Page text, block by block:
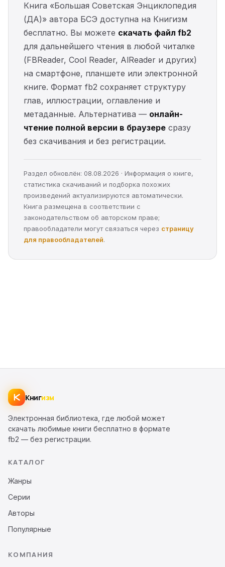
Книга «Большая Советская Энциклопедия
(ДА)» автора БСЭ доступна на Книгизм
бесплатно. Вы можете скачать файл fb2
для дальнейшего чтения в любой читалке
(FBReader, Cool Reader, AlReader и других)
на смартфоне, планшете или электронной
книге. Формат fb2 сохраняет структуру
глав, иллюстрации, оглавление и
метаданные. Альтернатива — онлайн-
чтение полной версии в браузере сразу
без скачивания и без регистрации.
Раздел обновлён: 08.08.2026 · Информация о книге,
статистика скачиваний и подборка похожих
произведений актуализируются автоматически.
Книга размещена в соответствии с
законодательством об авторском праве;
правообладатели могут связаться через страницу
для правообладателей.
Книгизм
Электронная библиотека, где любой может
скачать любимые книги бесплатно в формате
fb2 — без регистрации.
КАТАЛОГ
Жанры
Серии
Авторы
Популярные
КОМПАНИЯ